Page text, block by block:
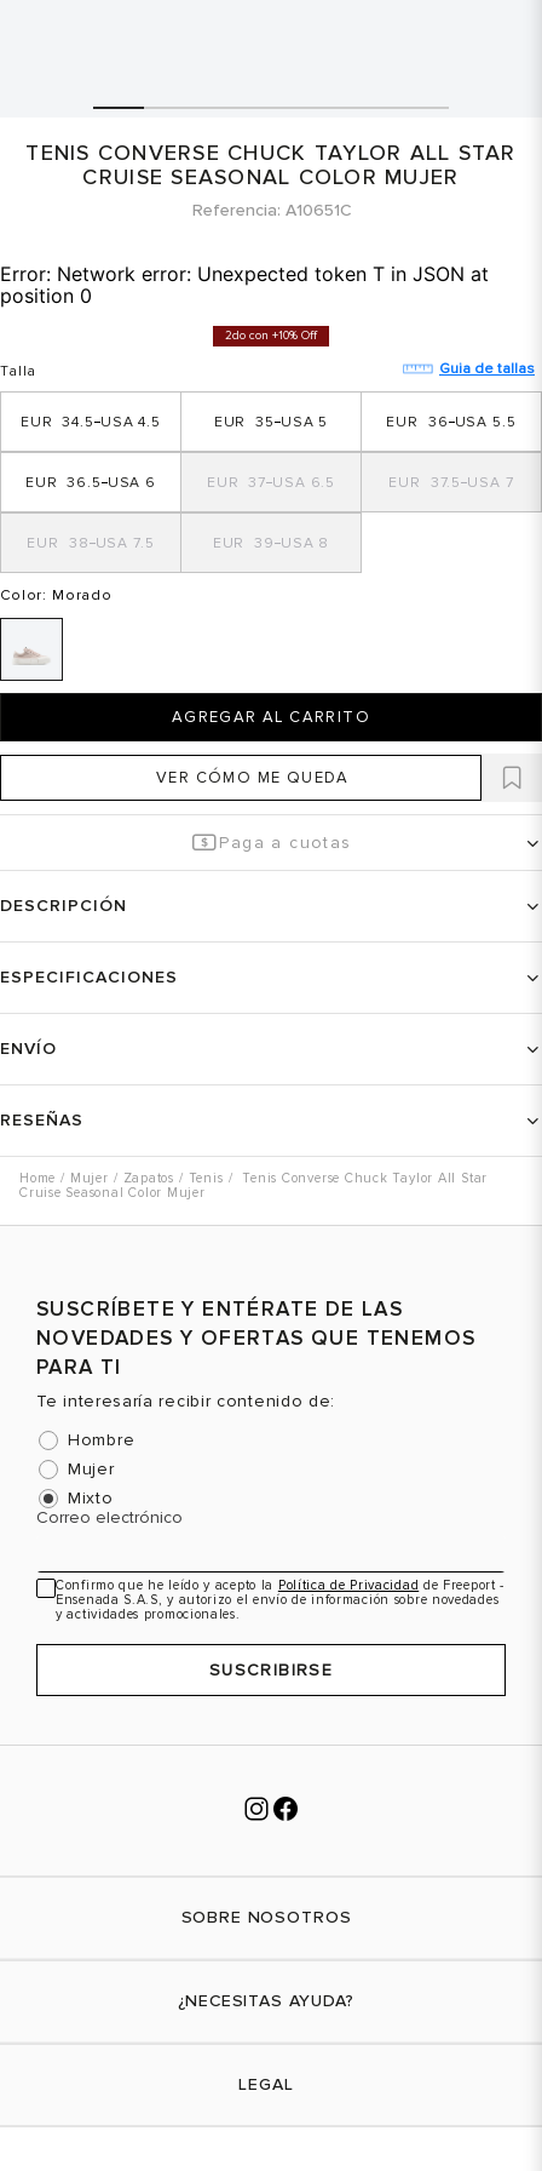
TENIS CONVERSE CHUCK TAYLOR ALL STAR
CRUISE SEASONAL COLOR MUJER
Referencia A10651C
Error: Network error: Unexpected token T in JSON at
position 0
2do con +10% Off
Talla Guia de tallas
4.5
34.5 5
35 5.5
36
6
36.5 6.5
37 7
37.5
7.5
38 8
39
Color: Morado
AGREGAR AL CARRITO
VER CÓMO ME QUEDA
Paga a cuotas
DESCRIPCIÓN
ESPECIFICACIONES
ENVÍO
RESEÑAS
Mujer Zapatos Tenis
Tenis Converse Chuck Taylor All Star
Cruise Seasonal Color Mujer
SUSCRÍBETE Y ENTÉRATE DE LAS
NOVEDADES Y OFERTAS QUE TENEMOS
PARA TI
Te interesaría recibir contenido de:
Hombre
Mujer
Mixto
Correo electrónico
Confirmo que he leído y acepto la Política de Privacidad de Freeport -
Ensenada S.A.S, y autorizo el envío de información sobre novedades
y actividades promocionales.
SUSCRIBIRSE
SOBRE NOSOTROS
¿NECESITAS AYUDA?
LEGAL